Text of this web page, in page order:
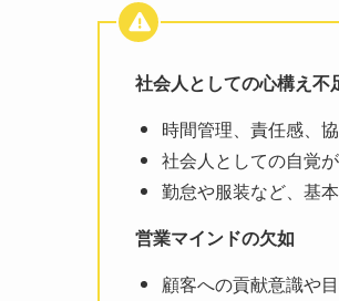
社会人としての心構え不
時間管理、責任感、
社会人としての自覚
勤怠や服装など、基
営業マインドの欠如
顧客への貢献意識や